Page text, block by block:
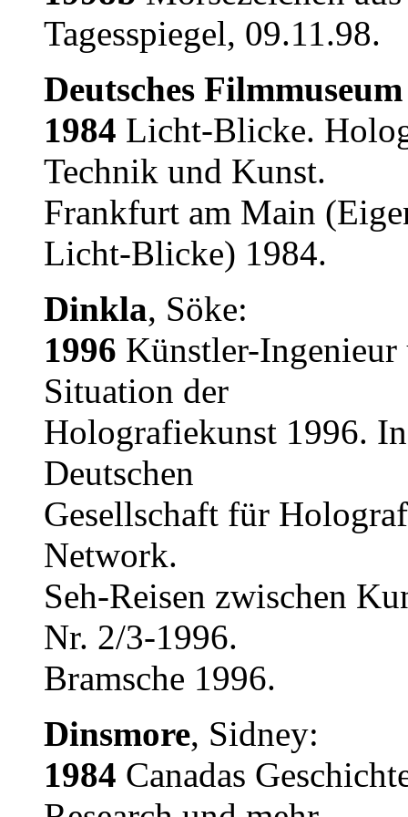
Tagesspiegel, 09.11.98.
Deutsches
1984 Licht-Blicke.
Technik und Kunst.
Frankfurt am Main
Licht-Blicke) 1984.
Dinkla, Söke:
1996 Künstler-
Situation der
Holografiekunst 1996.
Deutschen
Gesellschaft für
Network.
Seh-Reisen zwischen
Nr. 2/3-1996.
Bramsche 1996.
Dinsmore, Sidney:
1984 Canadas